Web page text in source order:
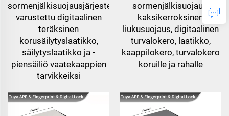
sormenjälkisuojausjärjestelmällä
varustettu digitaalinen
teräksinen
korusäilytyslaatikko,
säilytyslaatikko ja -
piensäiliö vaatekaappien
tarvikkeiksi
sormenjälkisuojaus,
kaksikerroksinen
liukusuojaus, digitaalinen
turvalokero, laatikko,
kaappilokero, turvalokero
koruille ja rahalle